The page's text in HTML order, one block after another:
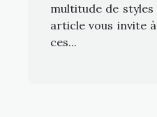
multitude de
article vous invite
ces...